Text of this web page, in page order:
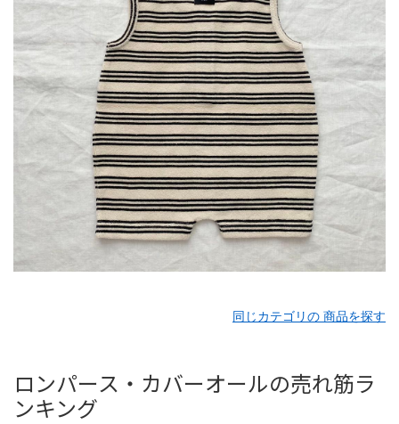
同じカテゴリの 商品を探す
ロンパース・カバーオールの売れ筋ラ
ンキング